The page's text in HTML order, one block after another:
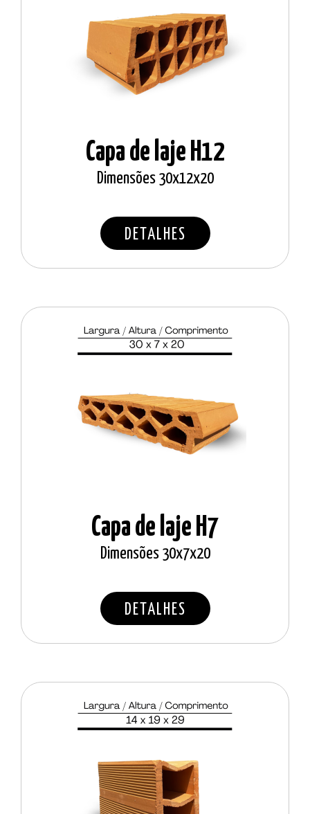
Capa de laje H12
Dimensões 30x12x20
DETALHES
Capa de laje H7
Dimensões 30x7x20
DETALHES